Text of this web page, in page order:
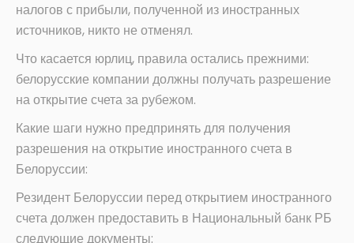
налогов с прибыли, полученной из иностранных
источников, никто не отменял.
Что касается юрлиц, правила остались прежними:
белорусские компании должны получать разрешение
на открытие счета за рубежом.
Какие шаги нужно предпринять для получения
разрешения на открытие иностранного счета в
Белоруссии:
Резидент Белоруссии перед открытием иностранного
счета должен предоставить в Национальный банк РБ
следующие документы: